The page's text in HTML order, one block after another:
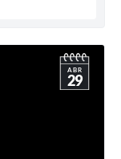
ABR
29